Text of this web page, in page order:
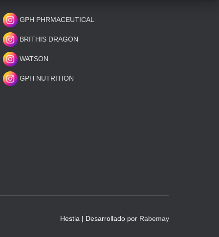
GPH PHRMACEUTICAL
BRITHIS DRAGON
WATSON
GPH NUTRITION
Hestia | Desarrollado por Rabemay